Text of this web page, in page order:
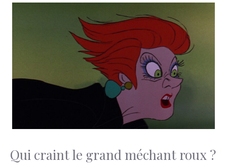
Qui craint le grand méchant roux ?